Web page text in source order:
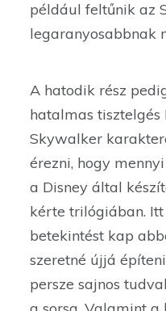
például feltűnik az
legaranyosabbnak
A hatodik rész
hatalmas
Skywalker
érezni, hogy
a Disney által
kérte trilógiában.
betekintést kap
szeretné újjá
persze sajnos